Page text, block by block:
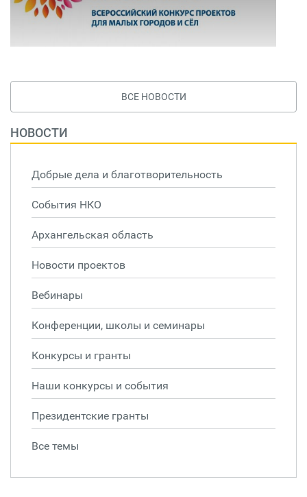
ВСЕ НОВОСТИ
НОВОСТИ
Добрые дела и благотворительность
События НКО
Архангельская область
Новости проектов
Вебинары
Конференции, школы и семинары
Конкурсы и гранты
Наши конкурсы и события
Президентские гранты
Все темы